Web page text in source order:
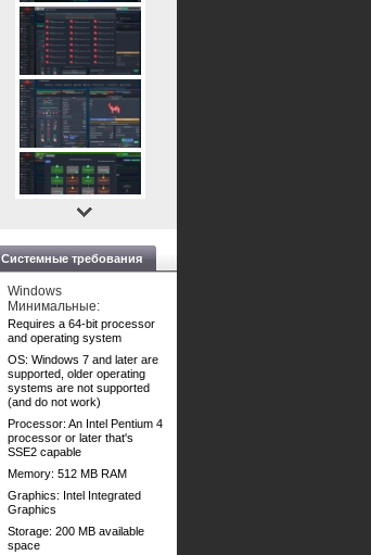
Системные требования
Windows
Минимальные:
Requires a 64-bit processor
and operating system
OS: Windows 7 and later are
supported, older operating
systems are not supported
(and do not work)
Processor: An Intel Pentium 4
processor or later that's
SSE2 capable
Memory: 512 MB RAM
Graphics: Intel Integrated
Graphics
Storage: 200 MB available
space